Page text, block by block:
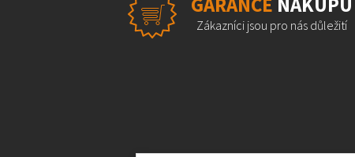
Zákazníci jsou pro nás důležití